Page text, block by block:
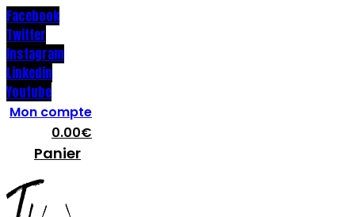
Facebook
Twitter
Instagram
Linkedin
Youtube
Mon compte
0.00€
Panier